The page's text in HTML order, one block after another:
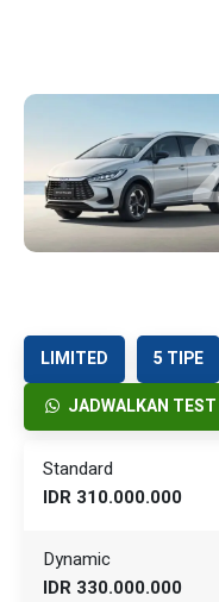
LIMITED
5 TIPE
JADWALKAN TEST
Standard
IDR 310.000.000
Dynamic
IDR 330.000.000